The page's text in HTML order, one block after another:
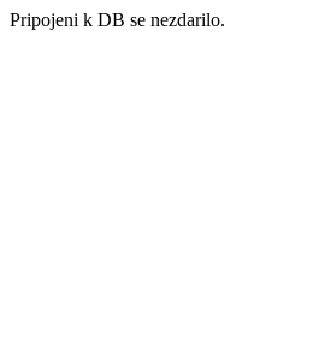
Pripojeni k DB se nezdarilo.